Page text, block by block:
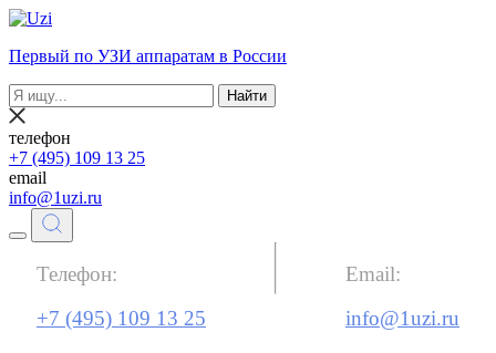
Первый по УЗИ аппаратам в России
Найти
телефон
+7 (495) 109 13 25
email
info@1uzi.ru
Телефон:
+7 (495) 109 13 25
Email:
info@1uzi.ru